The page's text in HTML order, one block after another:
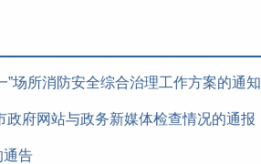
场所消防安全综合治理工作方案的通知
府网站与政务新媒体检查情况的通报
通告